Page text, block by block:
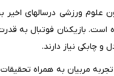
علوم ورزشی درسالهای
و چابکی نیاز دارند.
مربیان به همراه